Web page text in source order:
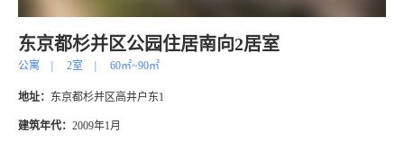
东京都杉并区公园住居南向2居室
公寓 2室 60㎡~90㎡
地址： 东京都杉并区高井户东1
建筑年代： 2009年1月